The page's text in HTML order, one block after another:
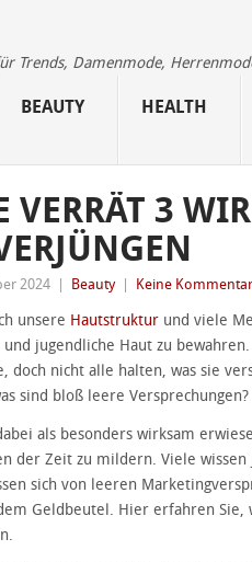
Trends, Damenmode,
BEAUTY HEALTH
VERRÄT 3
2024 Beauty Keine
unsere Hautstruktur und viele
jugendliche Haut zu
nicht alle halten, was sie
sind bloß leere Versprechungen?
als besonders wirksam
der Zeit zu mildern. Viele wissen
sich von leeren
Geldbeutel. Hier erfahren Sie,